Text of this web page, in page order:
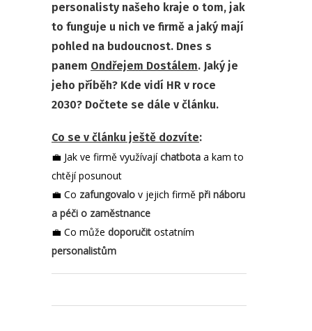
personalisty našeho kraje o tom, jak
to funguje u nich ve firmě a jaký mají
pohled na budoucnost. Dnes s
panem Ondřejem Dostálem. Jaký je
jeho příběh? Kde vidí HR v roce
2030? Dočtete se dále v článku.
Co se v článku ještě dozvíte:
💼 Jak ve firmě využívajíchatbota a kam to
chtějí posunout
💼 Co zafungovalo v jejich firmě při náboru
a péči o zaměstnance
💼 Co může doporučit ostatním
personalistům